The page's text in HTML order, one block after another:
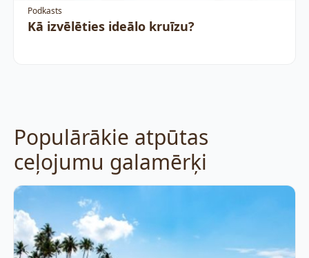
Podkasts
Kā izvēlēties ideālo kruīzu?
Populārākie atpūtas
ceļojumu galamērķi